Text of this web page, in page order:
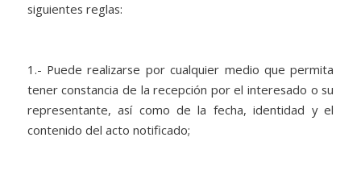
siguientes reglas:
1.- Puede realizarse por cualquier medio que permita
tener constancia de la recepción por el interesado o su
representante, así como de la fecha, identidad y el
contenido del acto notificado;